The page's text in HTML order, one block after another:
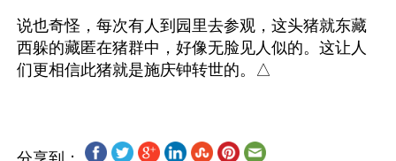
说也奇怪，每次有人到园里去参观，这头猪就东藏
西躲的藏匿在猪群中，好像无脸见人似的。这让人